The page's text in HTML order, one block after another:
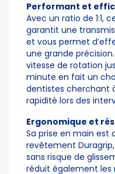
Performant et
Avec un ratio de 1:1,
garantit une
et vous permet
une grande
vitesse de rotation
minute en fait un
dentistes cherchant
rapidité lors des
Ergonomique et
Sa prise en main est
revêtement
sans risque de
réduit également les